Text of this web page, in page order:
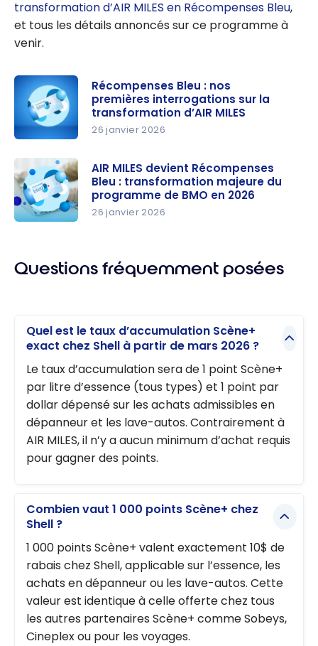
transformation d’AIR MILES en Récompenses Bleu,
et tous les détails annoncés sur ce programme à
venir.
ses Bleu :
nos
premières
interrogati
ation d’AIR
Récompenses Bleu : nos
premières interrogations sur la
transformation d’AIR MILES
26 janvier 2026
Récompen
majeure du
programm
e de BMO
en 2026
AIR MILES devient Récompenses
Bleu : transformation majeure du
programme de BMO en 2026
26 janvier 2026
Questions fréquemment posées
Quel est le taux d’accumulation Scène+
exact chez Shell à partir de mars 2026 ?
Le taux d’accumulation sera de 1 point Scène+
par litre d’essence (tous types) et 1 point par
dollar dépensé sur les achats admissibles en
dépanneur et les lave-autos. Contrairement à
AIR MILES, il n’y a aucun minimum d’achat requis
pour gagner des points.
Combien vaut 1 000 points Scène+ chez
Shell ?
1 000 points Scène+ valent exactement 10$ de
rabais chez Shell, applicable sur l’essence, les
achats en dépanneur ou les lave-autos. Cette
valeur est identique à celle offerte chez tous
les autres partenaires Scène+ comme Sobeys,
Cineplex ou pour les voyages.